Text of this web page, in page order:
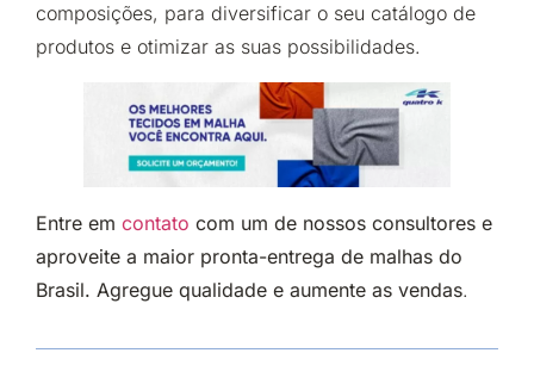
composições, para diversificar o seu catálogo de
produtos e otimizar as suas possibilidades.
Entre em contato com um de nossos consultores e
aproveite a maior pronta-entrega de malhas do
Brasil. Agregue qualidade e aumente as vendas.